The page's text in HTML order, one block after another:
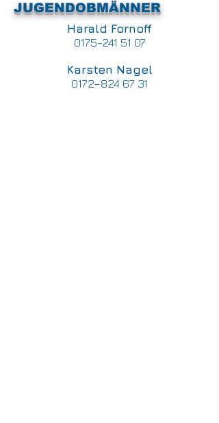
JUGENDOBMÄNNER
Harald Fornoff
0175-241 51 07
Karsten Nagel
0172–824 67 31